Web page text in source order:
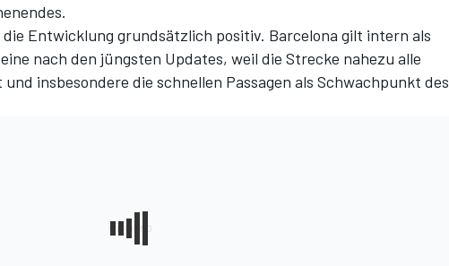
Entwicklung grundsätzlich positiv. Barcelona gilt intern als
nach den jüngsten Updates, weil die Strecke nahezu alle
insbesondere die schnellen Passagen als Schwachpunkt des